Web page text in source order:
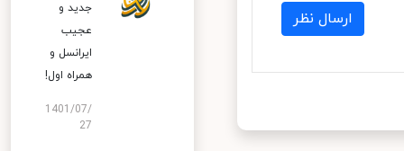
ارسال نظر
جدید و
عجیب
ایرانسل و
همراه اول!
1401/07/
27